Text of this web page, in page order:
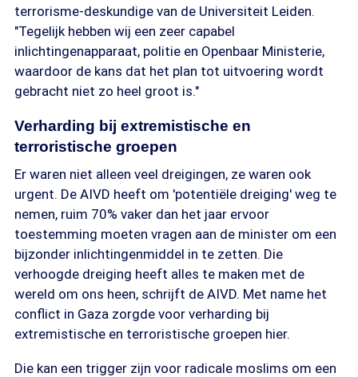
terrorisme-deskundige van de Universiteit Leiden.
"Tegelijk hebben wij een zeer capabel
inlichtingenapparaat, politie en Openbaar Ministerie,
waardoor de kans dat het plan tot uitvoering wordt
gebracht niet zo heel groot is."
Verharding bij extremistische en
terroristische groepen
Er waren niet alleen veel dreigingen, ze waren ook
urgent. De AIVD heeft om 'potentiële dreiging' weg te
nemen, ruim 70% vaker dan het jaar ervoor
toestemming moeten vragen aan de minister om een
bijzonder inlichtingenmiddel in te zetten. Die
verhoogde dreiging heeft alles te maken met de
wereld om ons heen, schrijft de AIVD. Met name het
conflict in Gaza zorgde voor verharding bij
extremistische en terroristische groepen hier.
Die kan een trigger zijn voor radicale moslims om een